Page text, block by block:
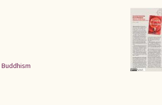
Buddhism